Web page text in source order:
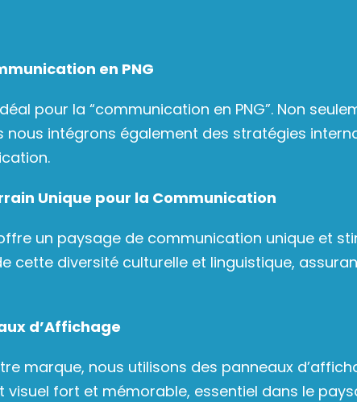
en PNG
pour la “communication en PNG”. Non
intégrons également des stratégies
Unique pour la Communication
un paysage de communication unique et
cette diversité culturelle et linguistique,
d’Affichage
marque, nous utilisons des panneaux
fort et mémorable, essentiel dans le